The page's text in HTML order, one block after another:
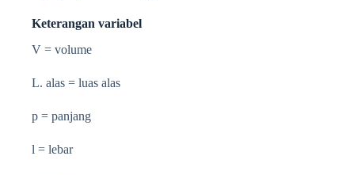
Keterangan variabel
V = volume
L. alas = luas alas
p = panjang
l = lebar